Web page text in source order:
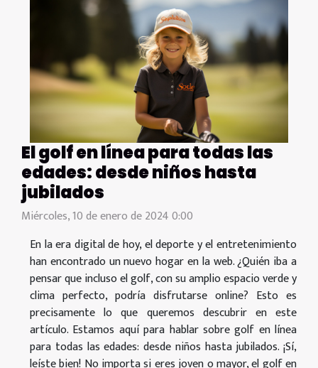
El golf en línea para todas las
edades: desde niños hasta
jubilados
Miércoles, 10 de enero de 2024 0:00
En la era digital de hoy, el deporte y el entretenimiento
han encontrado un nuevo hogar en la web. ¿Quién iba a
pensar que incluso el golf, con su amplio espacio verde y
clima perfecto, podría disfrutarse online? Esto es
precisamente lo que queremos descubrir en este
artículo. Estamos aquí para hablar sobre golf en línea
para todas las edades: desde niños hasta jubilados. ¡Sí,